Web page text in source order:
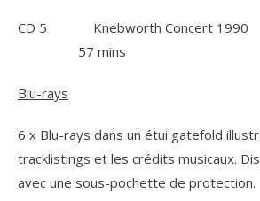
CD 5 Knebworth
57 mins
Blu-rays
6 x Blu-rays dans un étui gatefold
tracklistings et les crédits musicaux.
avec une sous-pochette de protection.